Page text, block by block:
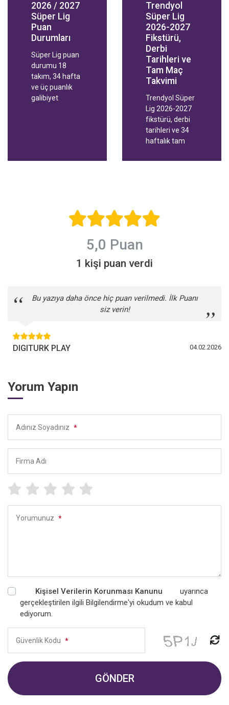
2026 / 2027
Süper Lig
Puan
Durumları
Süper Lig puan
durumu 18
takım, 34 hafta
ve üç puanlık
galibiyet
rehberde
güvenilir olduğu
Trendyol
Süper Lig
2026-2027
Fikstürü,
Derbi
Tarihleri ve
Tam Maç
Takvimi
Trendyol Süper
Lig 2026-2027
fikstürü, derbi
tarihleri ve 34
haftalık tam
Yurt dışında
durdurup geri
alarak izleyin.
5,0 Puan
1 kişi puan verdi
Bu yazıya daha önce hiç puan verilmedi. İlk Puanı
siz verin!
04.02.2026
DIGITURK PLAY
Yorum Yapın
Adınız Soyadınız *
Firma Adı
Yorumunuz *
Kişisel Verilerin Korunması Kanunu
uyarınca
gerçekleştirilen ilgili Bilgilendirme'yi okudum ve kabul
ediyorum.
Güvenlik Kodu *
GÖNDER